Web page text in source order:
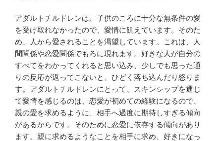
アダルトチルドレンは、子供のころに十分な無条件の愛
を受け取れなかったので、愛情に飢えています。そのた
め、人から愛されることを渇望しています。これは、人
間関係や恋愛関係でもろに現れます。好きな人が自分の
すべてをわかってくれると思い込み、少しでも思った通
りの反応が返ってこないと、ひどく落ち込んだり怒りま
す。アダルトチルドレンにとって、スキンシップを通じ
て愛情を感じるのは、恋愛が初めての経験になるので、
親の愛を求めるように、相手へ過度に期待しすぎる傾向
があるからです。そのために恋愛に依存する傾向があり
ます。親に求めるようなことを相手に求め、好きになっ